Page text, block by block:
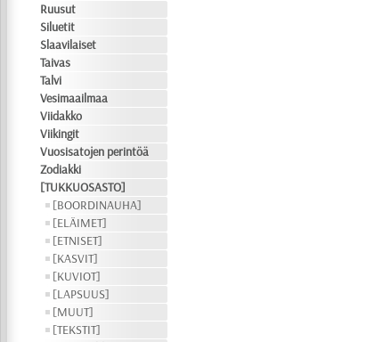
Ruusut
Siluetit
Slaavilaiset
Taivas
Talvi
Vesimaailmaa
Viidakko
Viikingit
Vuosisatojen perintöä
Zodiakki
[TUKKUOSASTO]
[BOORDINAUHA]
[ELÄIMET]
[ETNISET]
[KASVIT]
[KUVIOT]
[LAPSUUS]
[MUUT]
[TEKSTIT]